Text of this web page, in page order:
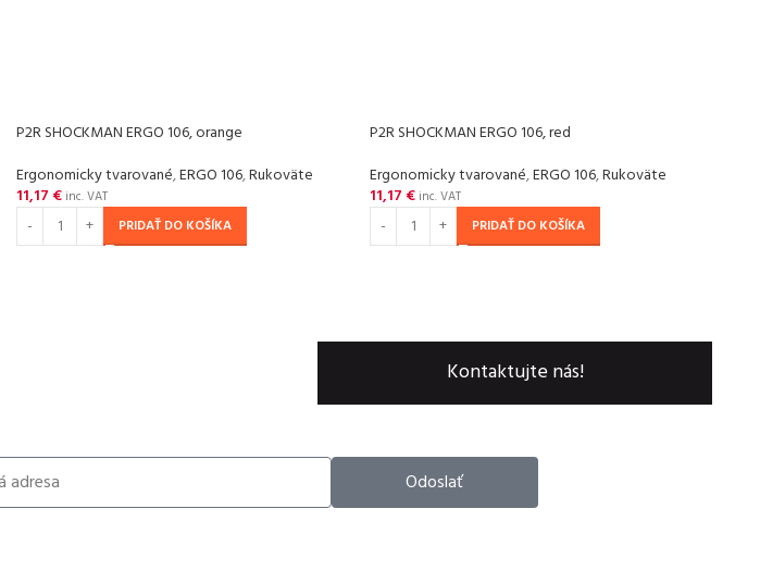
P2R SHOCKMAN ERGO 106, orange
Ergonomicky tvarované,ERGO 106,Rukoväte
11,17 € inc. VAT
PRIDAŤ DO KOŠÍKA
P2R SHOCKMAN ERGO 106, red
Ergonomicky tvarované,ERGO 106,Rukoväte
11,17 € inc. VAT
PRIDAŤ DO KOŠÍKA
Kontaktujte nás!
Odoslať